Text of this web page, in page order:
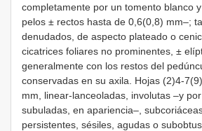
completamente por un tomento blanco
pelos ± rectos hasta de 0,6(0,8) mm–;
denudados, de aspecto plateado o
cicatrices foliares no prominentes, ±
generalmente con los restos del
conservadas en su axila. Hojas (2)4-
mm, linear-lanceoladas, involutas –y
subuladas, en apariencia–,
persistentes, sésiles, agudas o